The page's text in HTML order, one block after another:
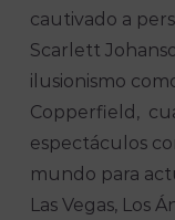
cautivado a
Scarlett
ilusionismo
Copperfield,
espectáculos
mundo para
Las Vegas, Los